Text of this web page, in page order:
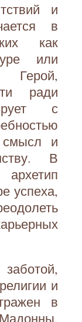
и
в
как
или
Герой,
ради
с
смысл и
В
успеха,
и
в